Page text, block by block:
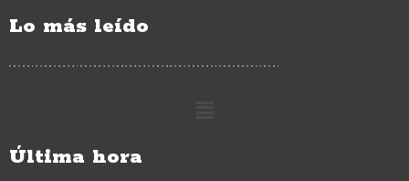
Lo más leído
Última hora